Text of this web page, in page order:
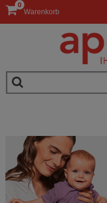
Warenkorb
0